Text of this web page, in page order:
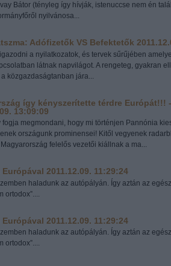
Bátor (tényleg így hívják, istenuccse nem én
nyilvánosa...
Adófizetők VS Befektetők
a nyilatkozatok, és tervek sűrűjében
látnak napvilágot. A rengeteg, gyakran
közgazdaságtanban jára...
így kényszerítette térdre Európát!!!
13:09:09
fogja megmondani, hogy mi történjen Pannónia
országunk prominensei! Kitől vegyenek
felelős vezetői kiállnak a ma...
Európával 2011.12.09. 11:29:24
haladunk az autópályán. Így aztán az
Európával 2011.12.09. 11:29:24
haladunk az autópályán. Így aztán az
ortodox”....